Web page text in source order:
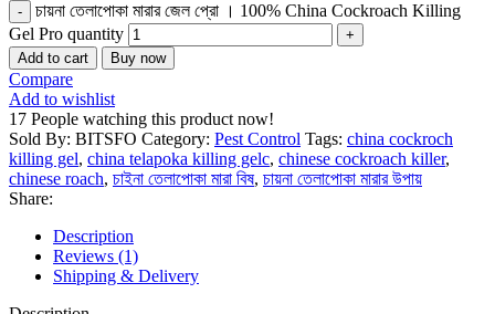
চায়না তেলাপোকা মারার জেল প্রো । 100% China Cockroach Killing
Gel Pro quantity
Add to cart Buy now
Compare
Add to wishlist
17 People watching this product now!
Sold By: BITSFO Category: Pest Control Tags: china cockroch
killing gel, china telapoka killing gelc, chinese cockroach killer,
chinese roach, চাইনা তেলাপোকা মারা বিষ, চায়না তেলাপোকা মারার উপায়
Share:
Description
Reviews (1)
Shipping & Delivery